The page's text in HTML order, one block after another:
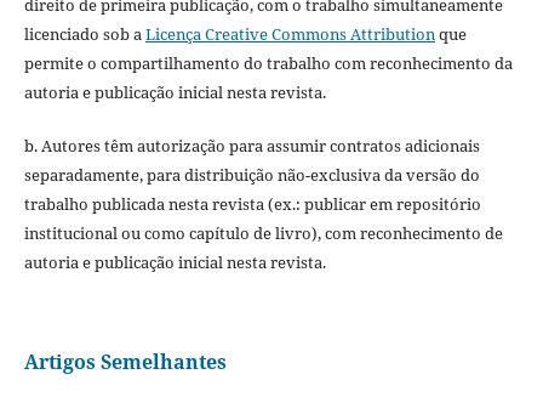
direito de primeira publicação, com o trabalho simultaneamente
licenciado sob aLicença Creative Commons Attributionque
permite o compartilhamento do trabalho com reconhecimento da
autoria e publicação inicial nesta revista.
b. Autores têm autorização para assumir contratos adicionais
separadamente, para distribuição não-exclusiva da versão do
trabalho publicada nesta revista (ex.: publicar em repositório
institucional ou como capítulo de livro), com reconhecimento de
autoria e publicação inicial nesta revista.
Artigos Semelhantes